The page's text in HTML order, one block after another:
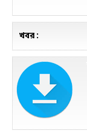
খবর :